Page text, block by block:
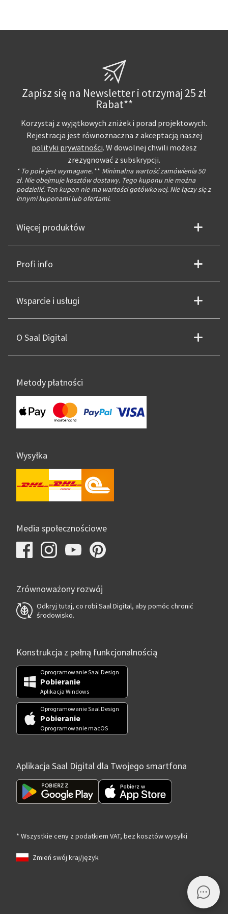
Zapisz się na Newsletter i otrzymaj 25 zł
Rabat**
Korzystaj z wyjątkowych zniżek i porad projektowych.
Rejestracja jest równoznaczna z akceptacją naszej
polityki prywatności. W dowolnej chwili możesz
zrezygnować z subskrypcji.
* To pole jest wymagane. ** Minimalna wartość zamówienia 50
zł. Nie obejmuje kosztów dostawy. Tego kuponu nie można
podzielić. Ten kupon nie ma wartości gotówkowej. Nie łączy się z
innymi kuponami lub ofertami.
Więcej produktów
Profi info
Wsparcie i usługi
O Saal Digital
Metody płatności
Wysyłka
Media społecznościowe
Zrównoważony rozwój
Odkryj tutaj, co robi Saal Digital, aby pomóc chronić
środowisko.
Konstrukcja z pełną funkcjonalnością
Oprogramowanie Saal Design
Pobieranie
Aplikacja Windows
Oprogramowanie Saal Design
Pobieranie
Oprogramowanie macOS
Aplikacja Saal Digital dla Twojego smartfona
* Wszystkie ceny z podatkiem VAT, bez kosztów wysyłki
Zmień swój kraj/język